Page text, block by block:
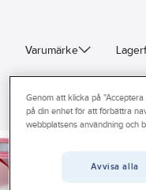
Varumärke
Längd Längd
Avspärrnings-
A-Collection
Extra starkt
Genom att klicka på
på din enhet för att förbättra
webbplatsens användning och
Avvisa alla